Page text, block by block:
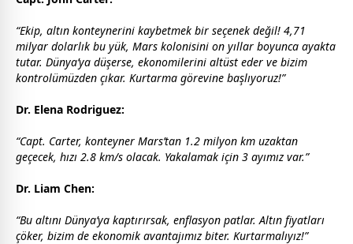
“Ekip, altın konteynerini kaybetmek bir seçenek değil! 4,71
milyar dolarlık bu yük, Mars kolonisini on yıllar boyunca ayakta
tutar. Dünya’ya düşerse, ekonomilerini altüst eder ve bizim
kontrolümüzden çıkar. Kurtarma görevine başlıyoruz!”
Dr. Elena Rodriguez:
“Capt. Carter, konteyner Mars’tan 1.2 milyon km uzaktan
geçecek, hızı 2.8 km/s olacak. Yakalamak için 3 ayımız var.”
Dr. Liam Chen:
“Bu altını Dünya’ya kaptırırsak, enflasyon patlar. Altın fiyatları
çöker, bizim de ekonomik avantajımız biter. Kurtarmalıyız!”